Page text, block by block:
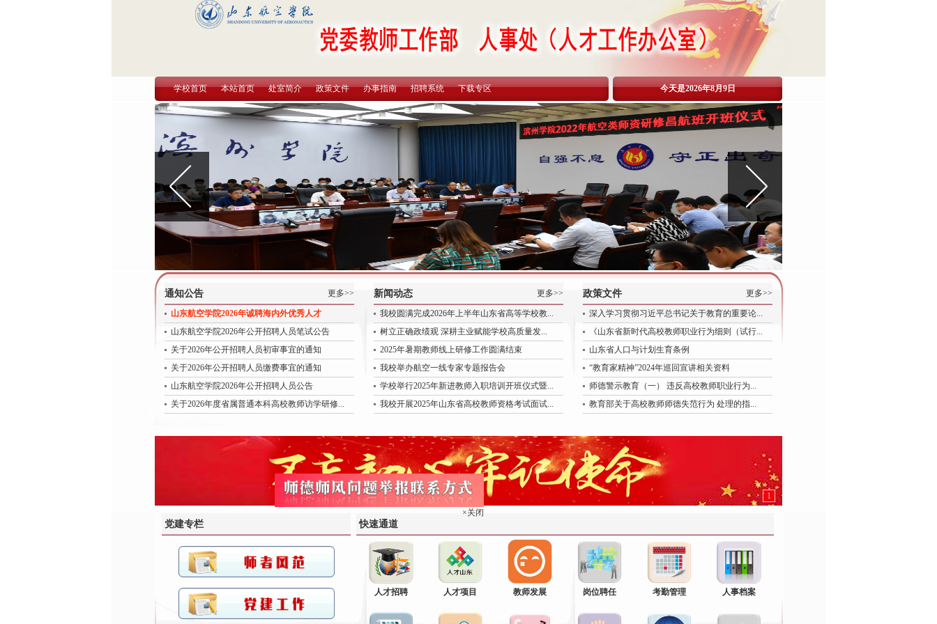
学校首页 本站首页 处室简介 政策文件 办事指南 招聘系统 下载专区 今天是2026年8月9日
通知公告 更多>>
山东航空学院2026年诚聘海内外优秀人才
山东航空学院2026年公开招聘人员笔试公告
关于2026年公开招聘人员初审事宜的通知
关于2026年公开招聘人员缴费事宜的通知
山东航空学院2026年公开招聘人员公告
关于2026年度省属普通本科高校教师访学研修...
新闻动态 更多>>
我校圆满完成2026年上半年山东省高等学校教...
树立正确政绩观 深耕主业赋能学校高质量发...
2025年暑期教师线上研修工作圆满结束
我校举办航空一线专家专题报告会
学校举行2025年新进教师入职培训开班仪式暨...
我校开展2025年山东省高校教师资格考试面试...
政策文件 更多>>
深入学习贯彻习近平总书记关于教育的重要论...
《山东省新时代高校教师职业行为细则（试行...
山东省人口与计划生育条例
“教育家精神”2024年巡回宣讲相关资料
师德警示教育（一） 违反高校教师职业行为...
教育部关于高校教师师德失范行为 处理的指...
1
党建专栏 快速通道
人才招聘 人才项目 教师发展 岗位聘任 考勤管理 人事档案